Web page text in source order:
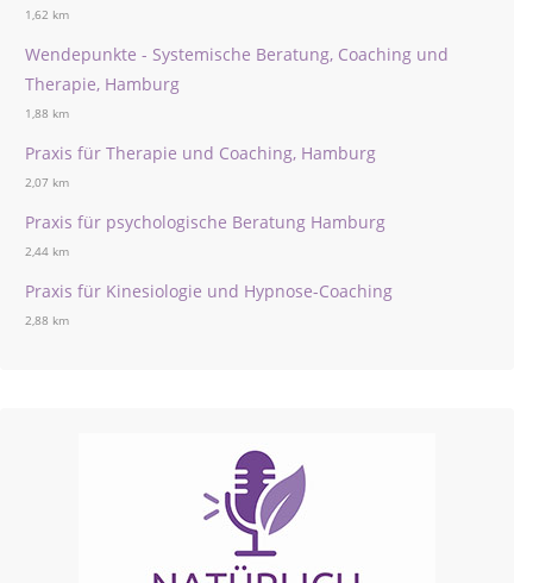
1,62 km
Wendepunkte - Systemische Beratung, Coaching und
Therapie, Hamburg
1,88 km
Praxis für Therapie und Coaching, Hamburg
2,07 km
Praxis für psychologische Beratung Hamburg
2,44 km
Praxis für Kinesiologie und Hypnose-Coaching
2,88 km